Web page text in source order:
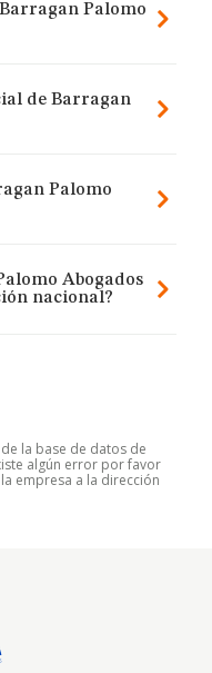
Palomo
de Barragan
Palomo
Abogados
nacional?
la base de datos de
algún error por favor
empresa a la dirección